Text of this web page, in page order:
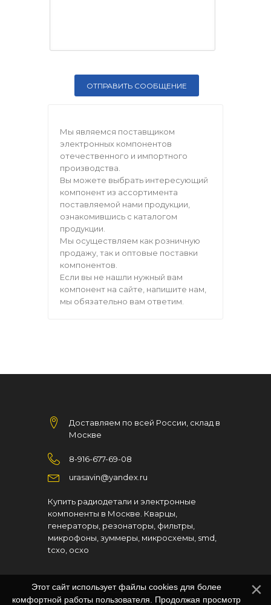
Мы являемся поставщиком
электронных компонентов
отечественного и импортного
производства.
Вы можете выбрать интересующий
компонент из ассортимента
поставляемой нами продукции,
ознакомившись с каталогом
продукции.
Мы осуществляем как розничную
продажу, так и оптовые поставки
компонентов.
Если вы не нашли нужный вам
компонент на сайте, напишите нам,
мы обязательно вам ответим.
Доставляем по всей России, склад в
Москве
8-916-677-69-08
urasavin@yandex.ru
Купить радиодетали и электронные
компоненты в Москве. Кварцы,
генераторы, резонаторы, фильтры,
микрофоны, зуммеры, микросхемы, smd,
tcxo, ocxo
Этот сайт использует файлы cookies для более
комфортной работы пользователя. Продолжая просмотр